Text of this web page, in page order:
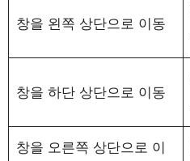
창을 왼쪽 상단으로 이동
창을 하단 상단으로 이동
창을 오른쪽 상단으로 이